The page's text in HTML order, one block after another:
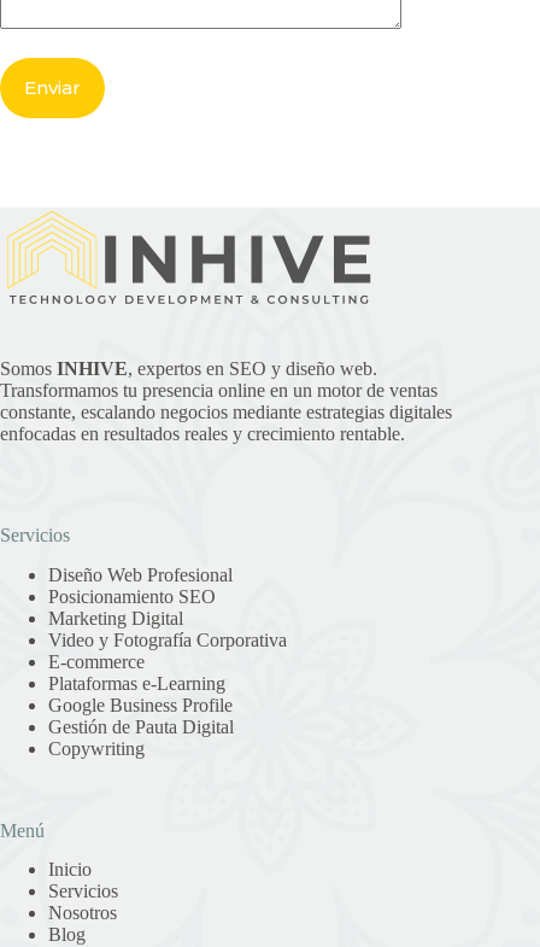
Somos INHIVE, expertos en SEO y diseño web.
Transformamos tu presencia online en un motor de ventas
constante, escalando negocios mediante estrategias digitales
enfocadas en resultados reales y crecimiento rentable.
Servicios
Diseño Web Profesional
Posicionamiento SEO
Marketing Digital
Video y Fotografía Corporativa
E-commerce
Plataformas e-Learning
Google Business Profile
Gestión de Pauta Digital
Copywriting
Menú
Inicio
Servicios
Nosotros
Blog